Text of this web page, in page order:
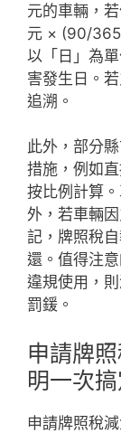
元的車輛，
元 × (90/
以「日」為
害發生日。
追溯。
此外，部分
措施，例如
按比例計算
外，若車輛
記，牌照稅
還。值得注
違規使用，
罰鍰。
申請牌
明一次
申請牌照稅